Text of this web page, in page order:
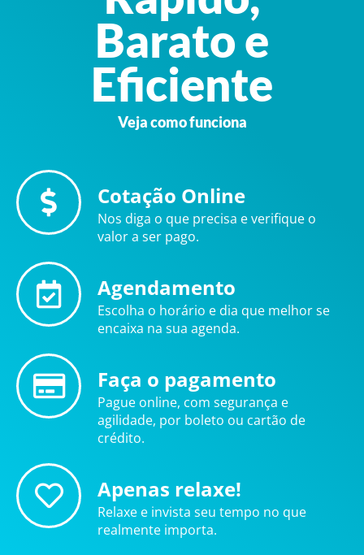
Barato e
Eficiente
Veja como funciona
Cotação Online
Nos diga o que precisa e verifique o
valor a ser pago.
Agendamento
Escolha o horário e dia que melhor se
encaixa na sua agenda.
Faça o pagamento
Pague online, com segurança e
agilidade, por boleto ou cartão de
crédito.
Apenas relaxe!
Relaxe e invista seu tempo no que
realmente importa.